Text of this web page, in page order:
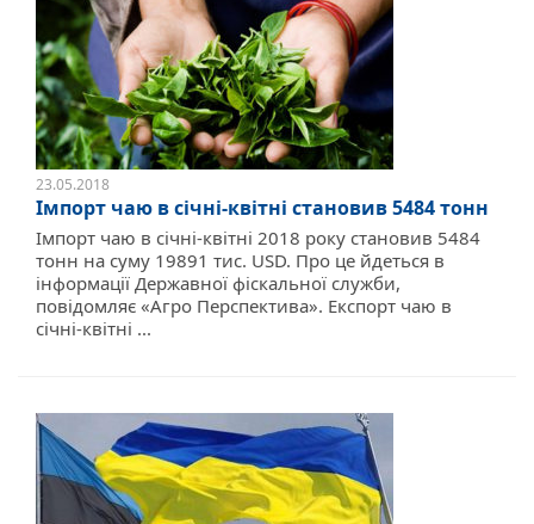
23.05.2018
Імпорт чаю в січні-квітні становив 5484 тонн
Імпорт чаю в січні-квітні 2018 року становив 5484
тонн на суму 19891 тис. USD. Про це йдеться в
інформації Державної фіскальної служби,
повідомляє «Агро Перспектива». Експорт чаю в
січні-квітні ...